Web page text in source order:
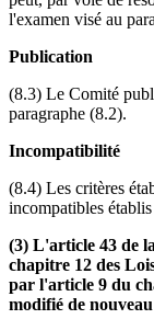
l'examen visé au
Publication
(8.3) Le Comité
paragraphe (8.2).
Incompatibilité
(8.4) Les critères
incompatibles
(3) L'article 43 de
chapitre 12 des
par l'article 9 du
modifié de